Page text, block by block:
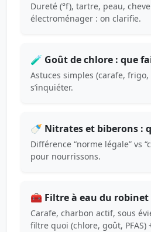
Dureté (°f), tartre, peau,
électroménager : on clarifie.
🧪 Goût de chlore : que
Astuces simples (carafe,
s’inquiéter.
🍼 Nitrates et biberons :
Différence “norme légale” vs
pour nourrissons.
🧰 Filtre à eau du robinet
Carafe, charbon actif, sous
filtre quoi (chlore, goût, PFAS)